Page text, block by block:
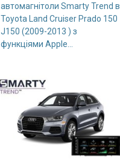
автомагнітоли Smarty Trend в
Toyota Land Cruiser Prado 150
J150 (2009-2013 ) з
функціями Apple...